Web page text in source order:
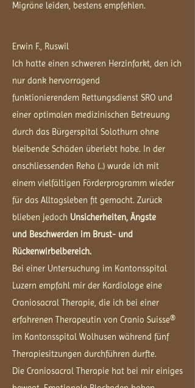
Migräne leiden, bestens empfehlen.
Erwin F., Ruswil
Ich hatte einen schweren Herzinfarkt, den ich
nur dank hervorragend
funktionierendem Rettungsdienst SRO und
einer optimalen medizinischen Betreuung
durch das Bürgerspital Solothurn ohne
bleibende Schäden überlebt habe. In der
anschliessenden Reha (..) wurde ich mit
einem vielfältigen Förderprogramm wieder
für das Alltagsleben fit gemacht. Zurück
blieben jedoch Unsicherheiten, Ängste
und Beschwerden im Brust- und
Rückenwirbelbereich.
Bei einer Untersuchung im Kantonsspital
Luzern empfahl mir der Kardiologe eine
Craniosacral Therapie, die ich bei einer
erfahrenen Therapeutin von Cranio Suisse®
im Kantonsspital Wolhusen während fünf
Therapiesitzungen durchführen durfte.
Die Craniosacral Therapie hat bei mir einiges